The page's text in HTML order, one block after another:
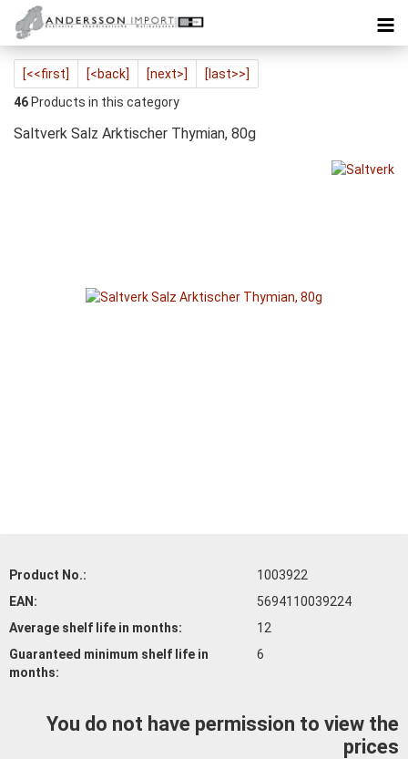
[<<first] [<back] [next>]
[last>>]
46 Products in this category
Saltverk Salz Arktischer Thymian, 80g
Product No.:
1003922
EAN:
5694110039224
Average shelf life in months:
12
Guaranteed minimum shelf life in
months:
6
You do not have permission to view the
prices